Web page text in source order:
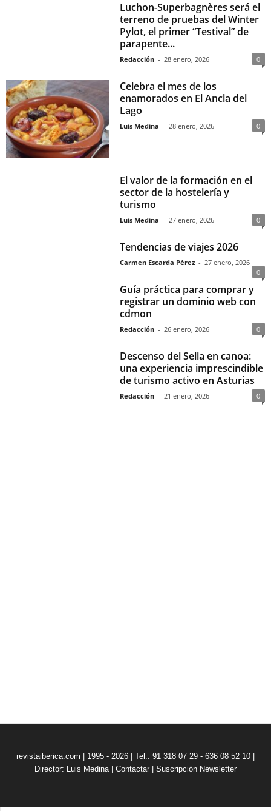
Luchon-Superbagnères será el
terreno de pruebas del Winter
Pylot, el primer “Testival” de
parapente...
Redacción - 28 enero, 2026 0
Celebra el mes de los
enamorados en El Ancla del
Lago
Luis Medina - 28 enero, 2026 0
El valor de la formación en el
sector de la hostelería y
turismo
Luis Medina - 27 enero, 2026 0
Tendencias de viajes 2026
Carmen Escarda Pérez - 27 enero, 2026
0
Guía práctica para comprar y
registrar un dominio web con
cdmon
Redacción - 26 enero, 2026 0
Descenso del Sella en canoa:
una experiencia imprescindible
de turismo activo en Asturias
Redacción - 21 enero, 2026 0
revistaiberica.com | 1995 - 2026 | Tel.: 91 318 07 29 - 636 08 52 10 |
Director: Luis Medina | Contactar | Suscripción Newsletter